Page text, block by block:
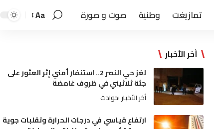
تمازيغت وطنية صوت و صورة Aa
أخر الأخبار
لغز حي النصر 2.. استنفار أمني إثر العثور على
جثة ثلاثيني في ظروف غامضة
أخر الأخبار حوادث
ارتفاع قياسي في درجات الحرارة وتقلبات جوية